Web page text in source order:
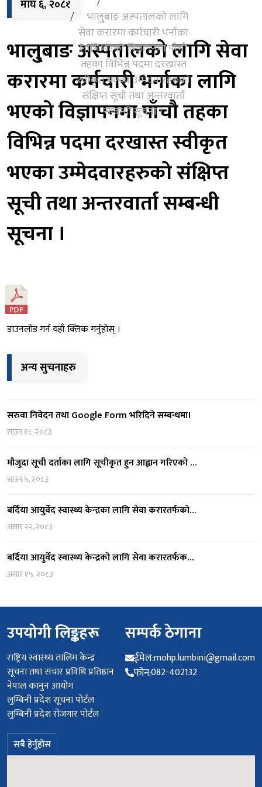
भालु्बाङ अस्पतालको लागि
सेवा करारमा कर्मचारी भर्नाका
लागि भएको विज्ञापनमा पाँचौ
तहका विभिन्न पदमा दरखास्त
स्वीकृत भएका उम्मेदवारहरुको
संक्षिप्त सूची तथा अन्तरवार्ता
सम्बन्धी सूचना ।
माघ ६, २०८१
भालु्बाङ अस्पतालको लागि सेवा
करारमा कर्मचारी भर्नाका लागि
भएको विज्ञापनमा पाँचौ तहका
विभिन्न पदमा दरखास्त स्वीकृत
भएका उम्मेदवारहरुको संक्षिप्त
सूची तथा अन्तरवार्ता सम्बन्धी
सूचना ।
डाउनलोड गर्न यहाँ क्लिक गर्नुहोस् ।
अन्य सुचनाहरु
सरुवा निवेदन तथा Google Form भरिदिने सम्बन्धमा।
साउन १८, २०८३
मौजुदा सूची दर्ताका लागि सूचीकृत हुन आह्वान गरिएको …
साउन ५, २०८३
बर्दिया आयुर्वेद स्वास्थ्य केन्द्रका लागि सेवा करारतर्फको…
असार २२, २०८३
बर्दिया आयुर्वेद स्वास्थ्य केन्द्रको लागि सेवा करारतर्फक…
असार १५, २०८३
उपयोगी लिङ्कहरू
राष्ट्रिय स्वास्थ्य तालिम केन्द्र
सूचना तथा संचार प्रविधि प्रतिष्ठान
नेपाल कानुन आयोग
लुम्बिनी प्रदेश सूचना पोर्टल
लुम्बिनी प्रदेश रोजगार पोर्टल
सबै हेर्नुहोस
सम्पर्क ठेगाना
ईमेल:mohp.lumbini@gmail.com
फोन:082-402132